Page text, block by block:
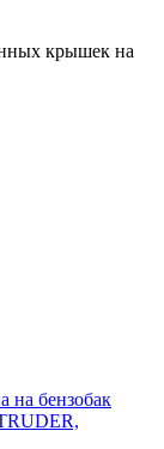
крышек на
на бензобак